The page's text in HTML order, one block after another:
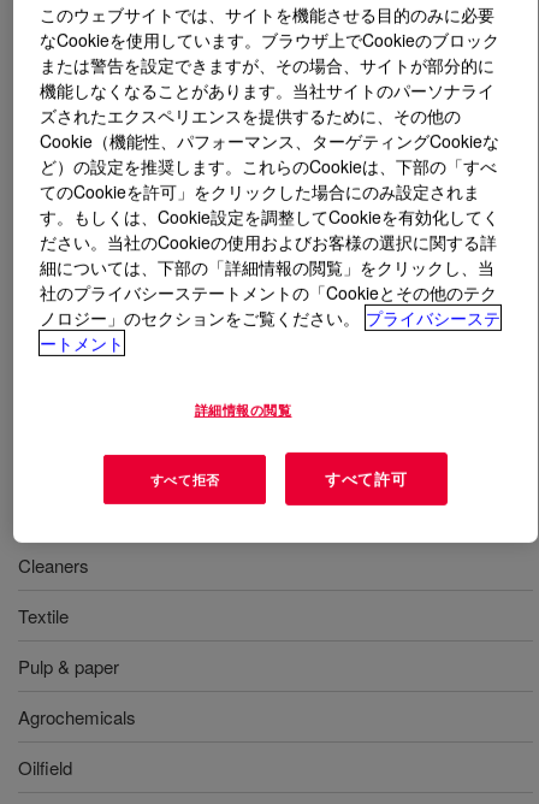
とは DOWFAX™ 2A1 Solution Surfactant?
An anionic surfactant that offers excellent solubility &
stability in acidic, alkaline, bleach & other oxidizing
systems, and emulsion stabilization. Primary emulsifier
of Nitrile or Styrene Butadiene rubbers (NBR and e-
Cleaners
Textile
Pulp & paper
Agrochemicals
Oilfield
このウェブサイトでは、サイトを機能させる目的のみに必要
なCookieを使用しています。ブラウザ上でCookieのブロック
または警告を設定できますが、その場合、サイトが部分的に
機能しなくなることがあります。当社サイトのパーソナライ
ズされたエクスペリエンスを提供するために、その他の
Cookie（機能性、パフォーマンス、ターゲティングCookieな
ど）の設定を推奨します。これらのCookieは、下部の「すべ
てのCookieを許可」をクリックした場合にのみ設定されま
す。もしくは、Cookie設定を調整してCookieを有効化してく
ださい。当社のCookieの使用およびお客様の選択に関する詳
細については、下部の「詳細情報の閲覧」をクリックし、当
社のプライバシーステートメントの「Cookieとその他のテク
ノロジー」のセクションをご覧ください。
プライバシーステ
ートメント
詳細情報の閲覧
すべて拒否 すべて許可